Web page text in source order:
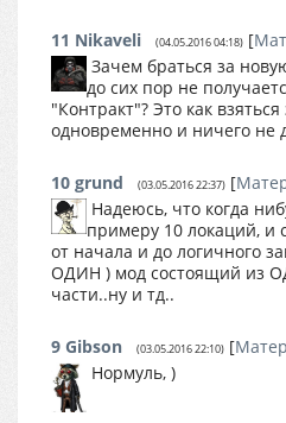
11 Nikaveli (04.05.2016 04:18) [
Зачем браться за
до сих пор не
"Контракт"? Это как
одновременно и ничего не
10 grund (03.05.2016 22:37) [
Надеюсь, что когда
примеру 10 локаций, и
от начала и до логичного
ОДИН ) мод состоящий из
части..ну и тд..
9 Gibson (03.05.2016 22:10) [
Нормуль, )